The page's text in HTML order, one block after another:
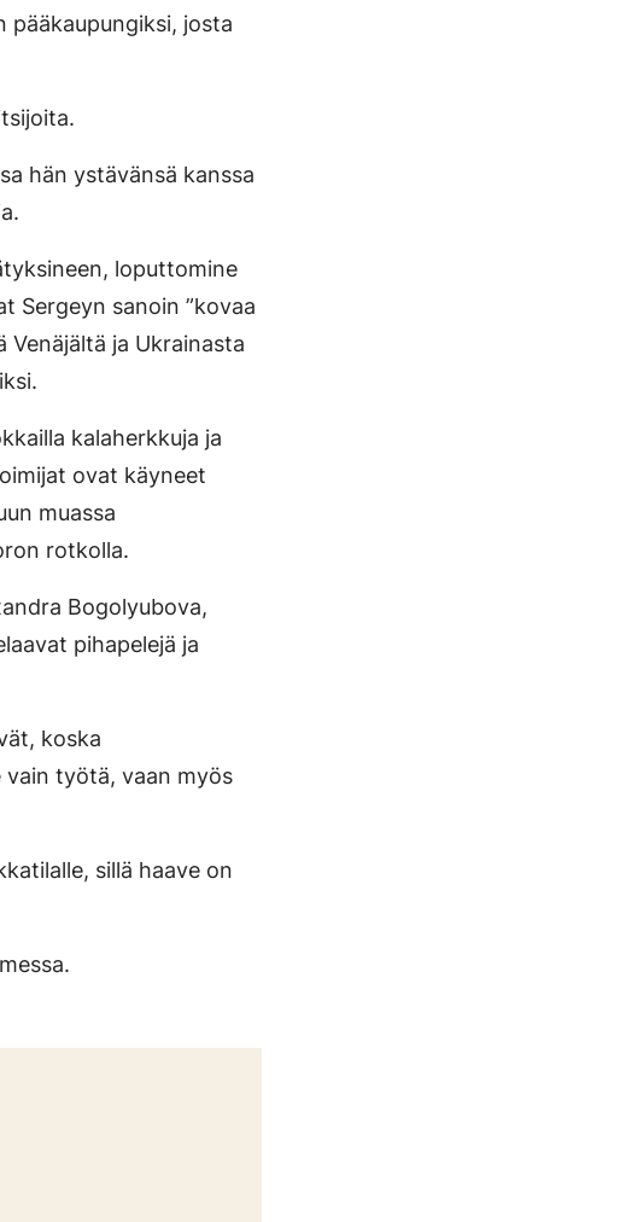
pääkaupungiksi, josta
hän ystävänsä kanssa
loputtomine
Sergeyn sanoin ”kovaa
Venäjältä ja Ukrainasta
kalaherkkuja ja
ovat käyneet
muassa
rotkolla.
Bogolyubova,
pihapelejä ja
koska
vain työtä, vaan myös
sillä haave on